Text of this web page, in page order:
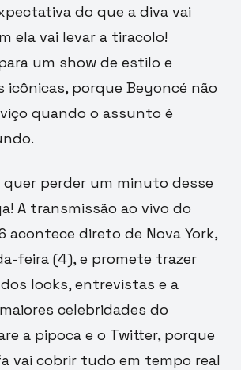
do que a diva vai
ela vai levar a tiracolo!
um show de estilo e
icônicas, porque Beyoncé não
quando o assunto é
quer perder um minuto desse
A transmissão ao vivo do
acontece direto de Nova York,
feira (4), e promete trazer
looks, entrevistas e a
celebridades do
a pipoca e o Twitter, porque
vai cobrir tudo em tempo real